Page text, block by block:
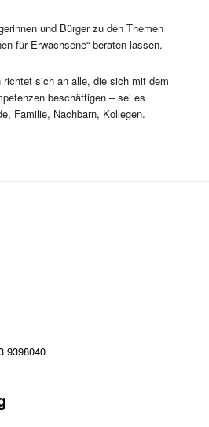
und Bürger zu den Themen
für Erwachsene“ beraten lassen.
richtet sich an alle, die sich mit dem
beschäftigen – sei es
Familie, Nachbarn, Kollegen.
9398040